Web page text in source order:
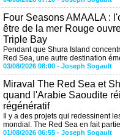
Four Seasons AMAALA :
être de la mer Rouge
Triple Bay
Pendant que Shura Island
Red Sea, une autre destination
03/08/2026 08:00 - Joseph Sogault
Miraval The Red Sea et
quand l'Arabie Saoudite
régénératif
Il y a des projets qui redessinent
mondial. The Red Sea en fait
01/08/2026 06:55 - Joseph Sogault